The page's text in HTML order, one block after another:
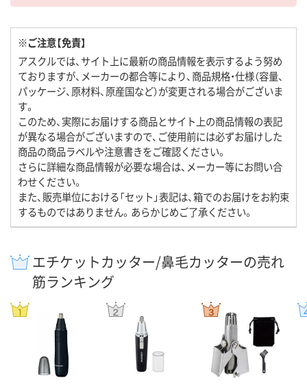
※ご注意【免責】
アスクルでは、サイト上に最新の商品情報を表示するよう努め
ておりますが、メーカーの都合等により、商品規格・仕様（容量、
パッケージ、原材料、原産国など）が変更される場合がございま
す。
このため、実際にお届けする商品とサイト上の商品情報の表記
が異なる場合がございますので、ご使用前には必ずお届けした
商品の商品ラベルや注意書きをご確認ください。
さらに詳細な商品情報が必要な場合は、メーカー等にお問い合
わせください。
また、販売単位における「セット」表記は、箱でのお届けをお約束
するものではありません。あらかじめご了承ください。
エチケットカッター/鼻毛カッターの売れ
筋ランキング